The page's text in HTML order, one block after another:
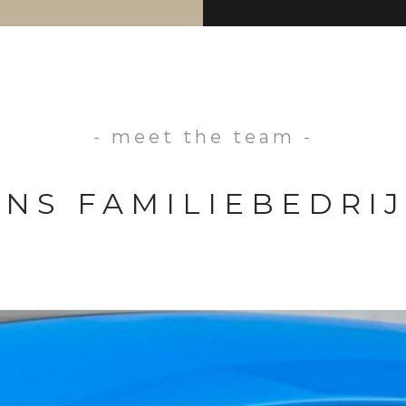
- meet the team -